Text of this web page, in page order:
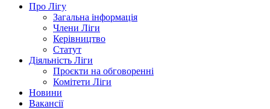
Про Лігу
Загальна інформація
Члени Ліги
Керівництво
Статут
Діяльність Ліги
Проєкти на обговоренні
Комітети Ліги
Новини
Вакансії